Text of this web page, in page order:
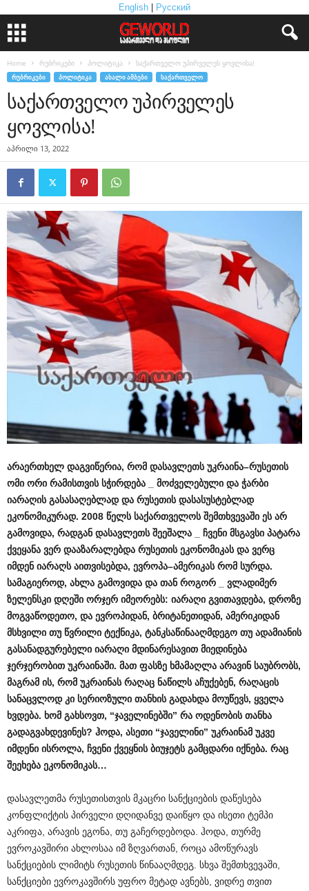
English Русский
Home რუბრიკები პოლიტიკა საქართველო უპირველეს ყოვლისა!
ᲠᲣᲑᲠᲘᲙᲔᲑᲘ ᲞᲝᲚᲘᲢᲘᲙᲐ ᲐᲮᲐᲚᲘ ᲐᲛᲑᲔᲑᲘ ᲡᲐᲥᲐᲠᲗᲕᲔᲚᲝ
საქართველო უპირველეს
ყოვლისა!
აპრილი 13, 2022
არაერთხელ დაგვიწერია, რომ დასავლეთს უკრაინა–რუსეთის
ომი ორი რამისთვის სჭირდება მოძველებული და ჭარბი
იარაღის გასასაღებლად და რუსეთის დასასუსტებლად
ეკონომიკურად. 2008 წელს საქართველოს შემთხვევაში ეს არ
გამოვიდა, რადგან დასავლეთს შეეშალა ჩვენი მსგავსი პატარა
ქვეყანა ვერ დააზარალებდა რუსეთის ეკონომიკას და ვერც
იმდენ იარაღს აითვისებდა, ევროპა–ამერიკას რომ სურდა.
სამაგიეროდ, ახლა გამოვიდა და თან როგორ
ვლადიმერ
ზელენსკი დღეში ორჯერ იმეორებს: იარაღი გვითავდება, დროზე
მოგვაწოდეთო, და ევროპიდან, ბრიტანეთიდან, ამერიკიდან
მსხვილი თუ წვრილი ტექნიკა, ტანკსაწინააღმდეგო თუ ადამიანის
გასანადგურებელი იარაღი მდინარესავით მიედინება
ჯერჯერობით უკრაინაში. მათ ფასზე ხმამაღლა არავინ საუბრობს,
მაგრამ ის, რომ უკრაინას რაღაც ნაწილს აჩუქებენ, რაღაცის
სანაცვლოდ კი სერიოზული თანხის გადახდა მოუწევს, ყველა
ხვდება. ხომ გახსოვთ, “ჯაველინებში” რა ოდენობის თანხა
გადაგვახდევინეს? ჰოდა, ასეთი “ჯაველინი” უკრაინამ უკვე
იმდენი ისროლა, ჩვენი ქვეყნის ბიუჯეტს გამცდარი იქნება. რაც
შეეხება ეკონომიკას…
დასავლეთმა რუსეთისთვის მკაცრი სანქციების დაწესება
კონფლიქტის პირველი დღიდანვე დაიწყო და ისეთი ტემპი
აკრიფა, არავის ეგონა, თუ გაჩერდებოდა. ჰოდა, თურმე
ევროკავშირი ახლოსაა იმ ზღვართან, როცა ამოწურავს
სანქციების ლიმიტს რუსეთის წინააღმდეგ. სხვა შემთხვევაში,
სანქციები ევროკავშირს უფრო მეტად ავნებს, ვიდრე თვით